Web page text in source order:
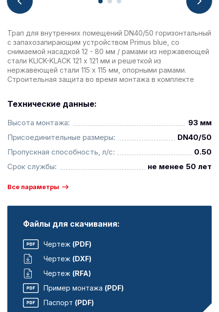
Трап для внутренних помещений DN40/50 горизонтальный
с запахозапирающим устройством Primus blue, со
снимаемой насадкой 12 - 80 мм / рамами из нержавеющей
стали KLICK-KLACK 121 х 121 мм и решеткой из
нержавеющей стали 115 х 115 мм, опорными рамами.
Строительная защита во время монтажа в комплекте
Технические данные:
Высота монтажа:
93 мм
Присоединительные размеры:
DN40/50
Пропускная способность, л/с:
0.50
Срок службы:
не менее 50 лет
Все параметры
Файлы для скачивания:
Чертеж (PDF)
Чертеж (DXF)
Чертеж (RFA)
Пример монтажа (PDF)
Паспорт (PDF)